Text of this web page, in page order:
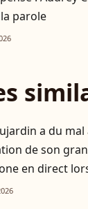
parole
a du
de son
en direct